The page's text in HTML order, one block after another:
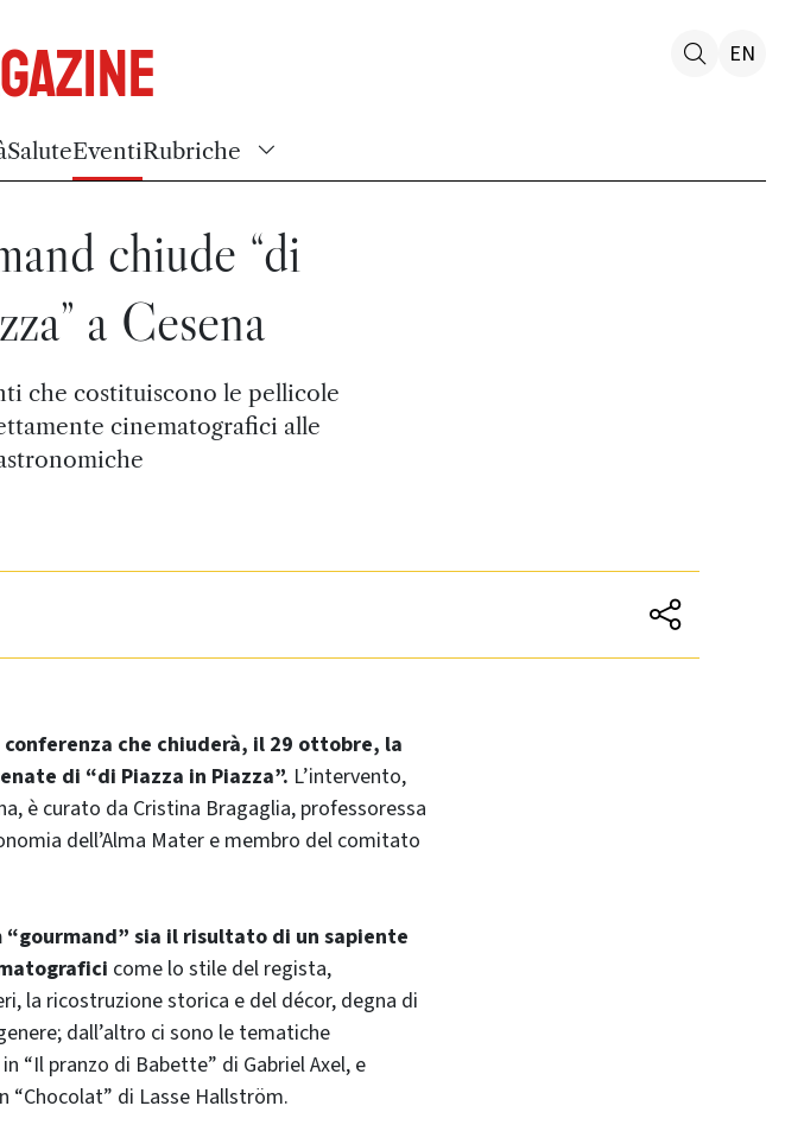
SaluteEventiRubriche
EN
chiude “di
a Cesena
che costituiscono le pellicole
cinematografici alle
che chiuderà, il 29 ottobre, la
di “di Piazza in Piazza”. L’intervento,
è curato da Cristina Bragaglia, professoressa
dell’Alma Mater e membro del comitato
sia il risultato di un sapiente
come lo stile del regista,
la ricostruzione storica e del décor, degna di
dall’altro ci sono le tematiche
“Il pranzo di Babette” di Gabriel Axel, e
“Chocolat” di Lasse Hallström.